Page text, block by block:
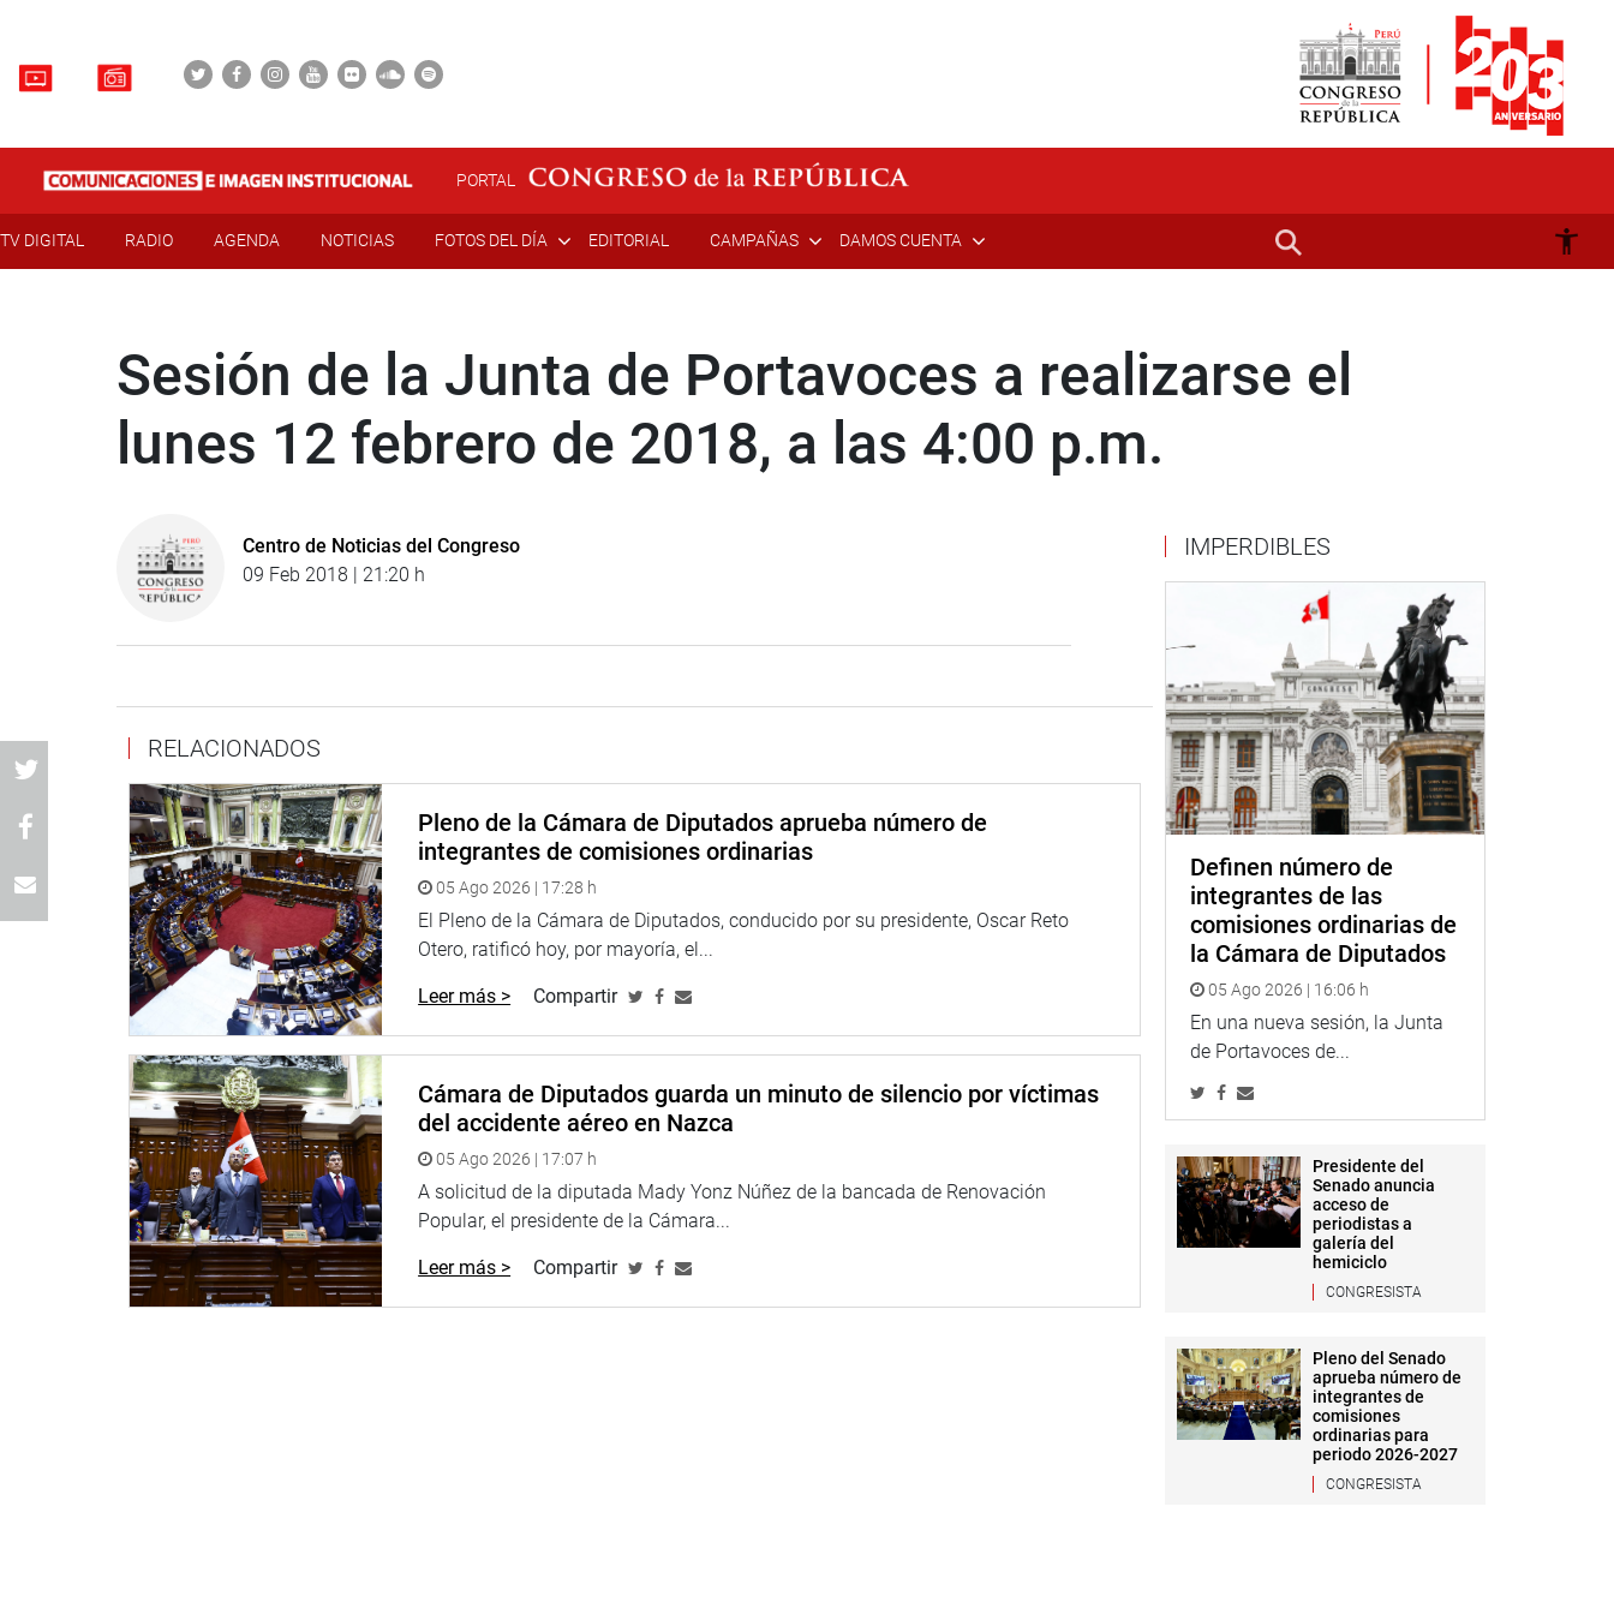
PORTAL
TV DIGITAL RADIO AGENDA NOTICIAS FOTOS DEL DÍA EDITORIAL CAMPAÑAS DAMOS CUENTA
Sesión de la Junta de Portavoces a realizarse el
lunes 12 febrero de 2018, a las 4:00 p.m.
Centro de Noticias del Congreso
09 Feb 2018 | 21:20 h
RELACIONADOS
Pleno de la Cámara de Diputados aprueba número de
integrantes de comisiones ordinarias
05 Ago 2026 | 17:28 h
El Pleno de la Cámara de Diputados, conducido por su presidente, Oscar Reto
Otero, ratificó hoy, por mayoría, el...
Leer más > Compartir
Cámara de Diputados guarda un minuto de silencio por víctimas
del accidente aéreo en Nazca
05 Ago 2026 | 17:07 h
A solicitud de la diputada Mady Yonz Núñez de la bancada de Renovación
Popular, el presidente de la Cámara...
Leer más > Compartir
IMPERDIBLES
Definen número de
integrantes de las
comisiones ordinarias de
la Cámara de Diputados
05 Ago 2026 | 16:06 h
En una nueva sesión, la Junta
de Portavoces de...
Presidente del
Senado anuncia
acceso de
periodistas a
galería del
hemiciclo
CONGRESISTA
Pleno del Senado
aprueba número de
integrantes de
comisiones
ordinarias para
periodo 2026-2027
CONGRESISTA